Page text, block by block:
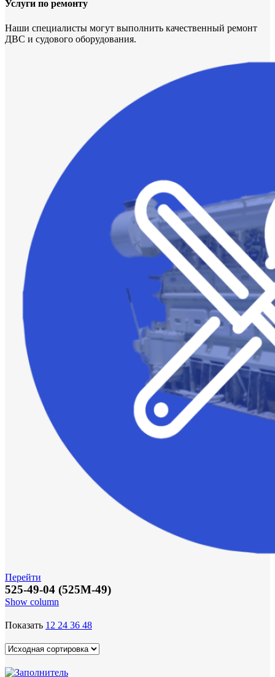
Услуги по ремонту
Наши специалисты могут выполнить качественный ремонт
ДВС и судового оборудования.
Перейти
525-49-04 (525М-49)
Show column
Показать 12 24 36 48